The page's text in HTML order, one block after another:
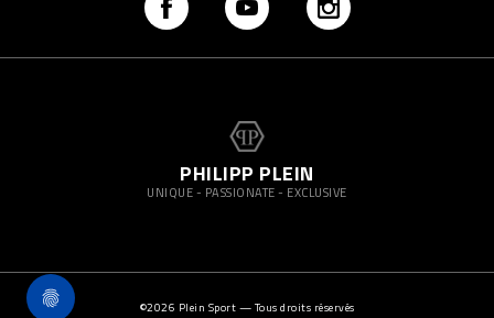
PHILIPP PLEIN
UNIQUE - PASSIONATE - EXCLUSIVE
©2026 Plein Sport — Tous droits réservés